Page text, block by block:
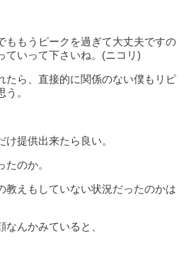
ももうピークを過ぎて大丈夫ですの
ていって下さいね。(ニコリ)
たら、直接的に関係のない僕もリピ
。
提供出来たら良い。
のか。
教えもしていない状況だったのかは
んかみていると、